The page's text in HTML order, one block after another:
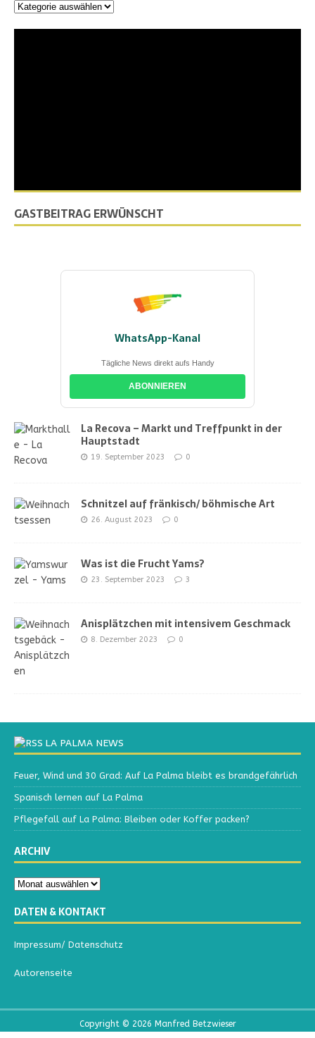
GASTBEITRAG ERWÜNSCHT
WhatsApp-Kanal
Tägliche News direkt aufs Handy
ABONNIEREN
La Recova – Markt und Treffpunkt in der
Hauptstadt
19. September 2023 0
Schnitzel auf fränkisch/ böhmische Art
26. August 2023 0
Was ist die Frucht Yams?
23. September 2023 3
Anisplätzchen mit intensivem Geschmack
8. Dezember 2023 0
LA PALMA NEWS
Feuer, Wind und 30 Grad: Auf La Palma bleibt es brandgefährlich
Spanisch lernen auf La Palma
Pflegefall auf La Palma: Bleiben oder Koffer packen?
ARCHIV
DATEN & KONTAKT
Impressum/ Datenschutz
Autorenseite
Copyright © 2026 Manfred Betzwieser